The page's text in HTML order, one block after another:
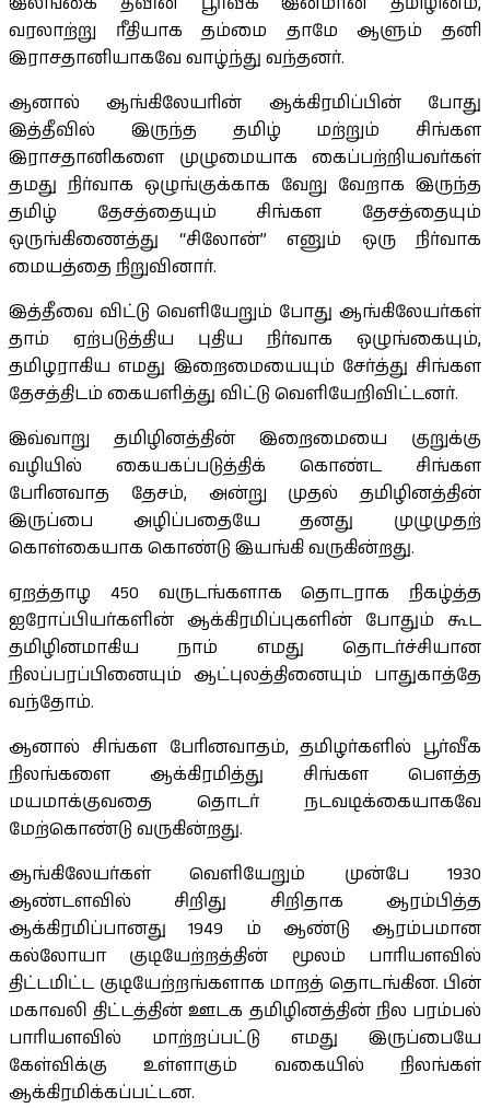
வரலாற்று ரீதியாக தம்மை தாமே ஆளும் தனி
இராசதானியாகவே வாழ்ந்து வந்தனர்.
ஆனால் ஆங்கிலேயரின் ஆக்கிரமிப்பின் போது
இத்தீவில் இருந்த தமிழ் மற்றும் சிங்கள
இராசதானிகளை முழுமையாக கைப்பற்றியவர்கள்
தமது நிர்வாக ஒழுங்குக்காக வேறு வேறாக இருந்த
தமிழ் தேசத்தையும் சிங்கள தேசத்தையும்
ஒருங்கிணைத்து “சிலோன்” எனும் ஒரு நிர்வாக
மையத்தை நிறுவினார்.
இத்தீவை விட்டு வெளியேறும் போது ஆங்கிலேயர்கள்
தாம் ஏற்படுத்திய புதிய நிர்வாக ஒழுங்கையும்,
தமிழராகிய எமது இறைமையையும் சேர்த்து சிங்கள
தேசத்திடம் கையளித்து விட்டு வெளியேறிவிட்டனர்.
இவ்வாறு தமிழினத்தின் இறைமையை குறுக்கு
வழியில் கையகப்படுத்திக் கொண்ட சிங்கள
பேரினவாத தேசம், அன்று முதல் தமிழினத்தின்
இருப்பை அழிப்பதையே தனது முழுமுதற்
கொள்கையாக கொண்டு இயங்கி வருகின்றது.
ஏறத்தாழ 450 வருடங்களாக தொடராக நிகழ்த்த
ஐரோப்பியர்களின் ஆக்கிரமிப்புகளின் போதும் கூட
தமிழினமாகிய நாம் எமது தொடர்ச்சியான
நிலப்பரப்பினையும் ஆட்புலத்தினையும் பாதுகாத்தே
வந்தோம்.
ஆனால் சிங்கள பேரினவாதம், தமிழர்களில் பூர்வீக
நிலங்களை ஆக்கிரமித்து சிங்கள பெளத்த
மயமாக்குவதை தொடர் நடவடிக்கையாகவே
மேற்கொண்டு வருகின்றது.
ஆங்கிலேயர்கள் வெளியேறும் முன்பே 1930
ஆண்டளவில் சிறிது சிறிதாக ஆரம்பித்த
ஆக்கிரமிப்பானது 1949 ம் ஆண்டு ஆரம்பமான
கல்லோயா குடியேற்றத்தின் மூலம் பாரியளவில்
திட்டமிட்ட குடியேற்றங்களாக மாறத் தொடங்கின. பின்
மகாவலி திட்டத்தின் ஊடக தமிழினத்தின் நில பரம்பல்
பாரியளவில் மாற்றப்பட்டு எமது இருப்பையே
கேள்விக்கு உள்ளாகும் வகையில் நிலங்கள்
ஆக்கிரமிக்கப்பட்டன.